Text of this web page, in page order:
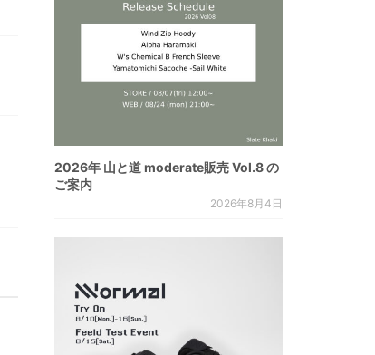
2026年 山と道 moderate販売 Vol.8 の
ご案内
2026年8月4日